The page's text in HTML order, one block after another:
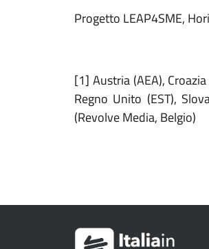
Progetto LEAP4SME,
[1] Austria (AEA),
Regno Unito (EST),
(Revolve Media, Belgio)